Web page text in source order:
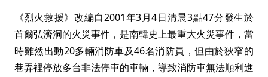
《烈火救援》改編自2001年3月4日清晨3點47分發生於
首爾弘濟洞的火災事件，是南韓史上最重大火災事件，當
時雖然出動20多輛消防車及46名消防員，但由於狹窄的
巷弄裡停放多台非法停車的車輛，導致消防車無法順利進